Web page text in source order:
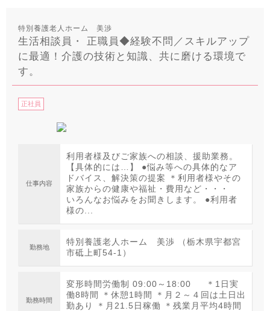
特別養護老人ホーム 美渉
生活相談員・ 正職員◆経験不問／スキルアップ
に最適！介護の技術と知識、共に磨ける環境で
す。
正社員
仕事内容
利用者様及びご家族への相談、援助業務。
【具体的には…】 ●悩み等への具体的なア
ドバイス、解決策の提案 ＊利用者様やその
家族からの健康や福祉・費用など・・・
いろんなお悩みをお聞きします。 ●利用者
様の...
勤務地
特別養護老人ホーム 美渉 （栃木県宇都宮
市砥上町54-1）
勤務時間
変形時間労働制 09:00～18:00 ＊1日実
働8時間 ＊休憩1時間 ＊月２～４回は土日出
勤あり ＊月21.5日稼働 ＊残業月平均4時間